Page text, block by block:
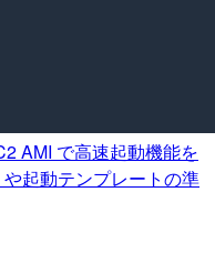
AMI で高速起動機能を
起動テンプレートの準